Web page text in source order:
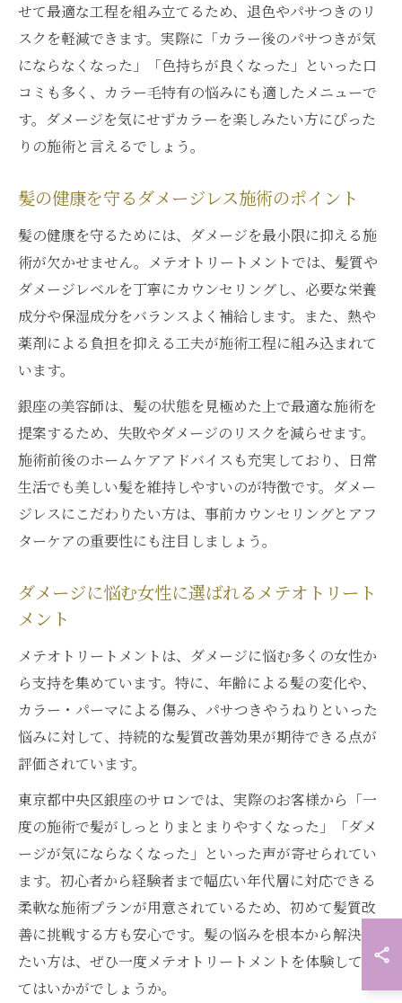
せて最適な工程を組み立てるため、退色やパサつきのリ
スクを軽減できます。実際に「カラー後のパサつきが気
にならなくなった」「色持ちが良くなった」といった口
コミも多く、カラー毛特有の悩みにも適したメニューで
す。ダメージを気にせずカラーを楽しみたい方にぴった
りの施術と言えるでしょう。
髪の健康を守るダメージレス施術のポイント
髪の健康を守るためには、ダメージを最小限に抑える施
術が欠かせません。メテオトリートメントでは、髪質や
ダメージレベルを丁寧にカウンセリングし、必要な栄養
成分や保湿成分をバランスよく補給します。また、熱や
薬剤による負担を抑える工夫が施術工程に組み込まれて
います。
銀座の美容師は、髪の状態を見極めた上で最適な施術を
提案するため、失敗やダメージのリスクを減らせます。
施術前後のホームケアアドバイスも充実しており、日常
生活でも美しい髪を維持しやすいのが特徴です。ダメー
ジレスにこだわりたい方は、事前カウンセリングとアフ
ターケアの重要性にも注目しましょう。
ダメージに悩む女性に選ばれるメテオトリート
メント
メテオトリートメントは、ダメージに悩む多くの女性か
ら支持を集めています。特に、年齢による髪の変化や、
カラー・パーマによる傷み、パサつきやうねりといった
悩みに対して、持続的な髪質改善効果が期待できる点が
評価されています。
東京都中央区銀座のサロンでは、実際のお客様から「一
度の施術で髪がしっとりまとまりやすくなった」「ダメ
ージが気にならなくなった」といった声が寄せられてい
ます。初心者から経験者まで幅広い年代層に対応できる
柔軟な施術プランが用意されているため、初めて髪質改
善に挑戦する方も安心です。髪の悩みを根本から解決し
たい方は、ぜひ一度メテオトリートメントを体験してみ
てはいかがでしょうか。